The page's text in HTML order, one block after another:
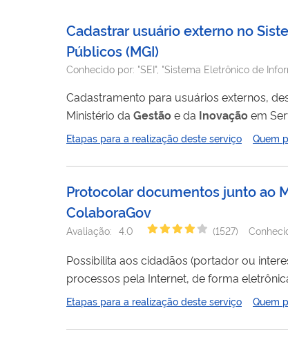
Cadastrar usuário externo no
Públicos (MGI)
Conhecido por: "SEI", "Sistema Eletrônico de
Cadastramento para usuários externos,
Ministério da Gestãoe da Inovaçãoem Serviços Públicos ,
Conselhos, o fim de peticionamentos diversos. A habilitação dos usuários também se destina aos órgãos que utilizam
Etapas para a realização deste serviço Quem
Protocolar documentos junto ao
ColaboraGov
Avaliação: 4.0 (1527)
Possibilita aos cidadãos (portador ou
processos pela Internet, de forma
parceiros, sem a necessidade de se
correspondência postal. Acesse a Cartilha do Protocolo GOV.BR - Cidadão para verificar o passo a passo e demais orientações
sobre...
Etapas para a realização deste serviço Quem